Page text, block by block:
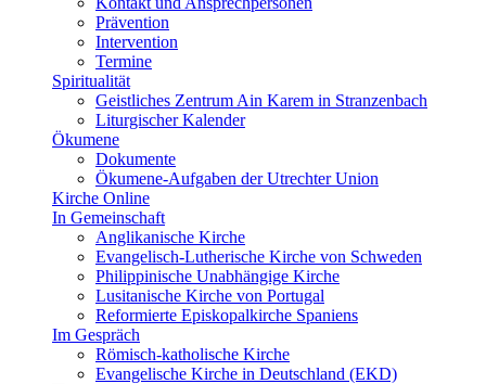
Prävention
Intervention
Termine
Spiritualität
Geistliches Zentrum Ain Karem in Stranzenbach
Liturgischer Kalender
Ökumene
Dokumente
Ökumene-Aufgaben der Utrechter Union
Kirche Online
In Gemeinschaft
Anglikanische Kirche
Evangelisch-Lutherische Kirche von Schweden
Philippinische Unabhängige Kirche
Lusitanische Kirche von Portugal
Reformierte Episkopalkirche Spaniens
Im Gespräch
Römisch-katholische Kirche
Evangelische Kirche in Deutschland (EKD)